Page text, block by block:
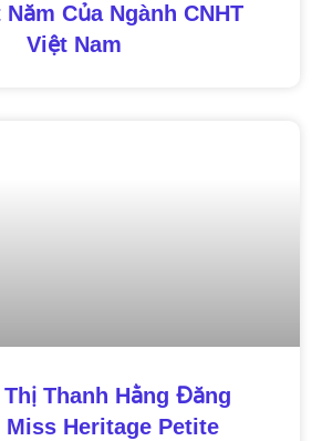
Của Ngành CNHT
Việt Nam
Thanh Hằng Đăng
Miss Heritage Petite